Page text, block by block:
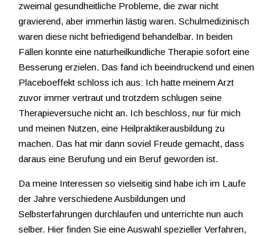
zweimal gesundheitliche Probleme, die zwar nicht
gravierend, aber immerhin lästig waren. Schulmedizinisch
waren diese nicht befriedigend behandelbar. In beiden
Fällen konnte eine naturheilkundliche Therapie sofort eine
Besserung erzielen. Das fand ich beeindruckend und einen
Placeboeffekt schloss ich aus: Ich hatte meinem Arzt
zuvor immer vertraut und trotzdem schlugen seine
Therapieversuche nicht an. Ich beschloss, nur für mich
und meinen Nutzen, eine Heilpraktikerausbildung zu
machen. Das hat mir dann soviel Freude gemacht, dass
daraus eine Berufung und ein Beruf geworden ist.
Da meine Interessen so vielseitig sind habe ich im Laufe
der Jahre verschiedene Ausbildungen und
Selbsterfahrungen durchlaufen und unterrichte nun auch
selber. Hier finden Sie eine Auswahl spezieller Verfahren,